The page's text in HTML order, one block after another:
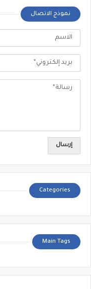
نموذج الاتصال
Categories
Main Tags